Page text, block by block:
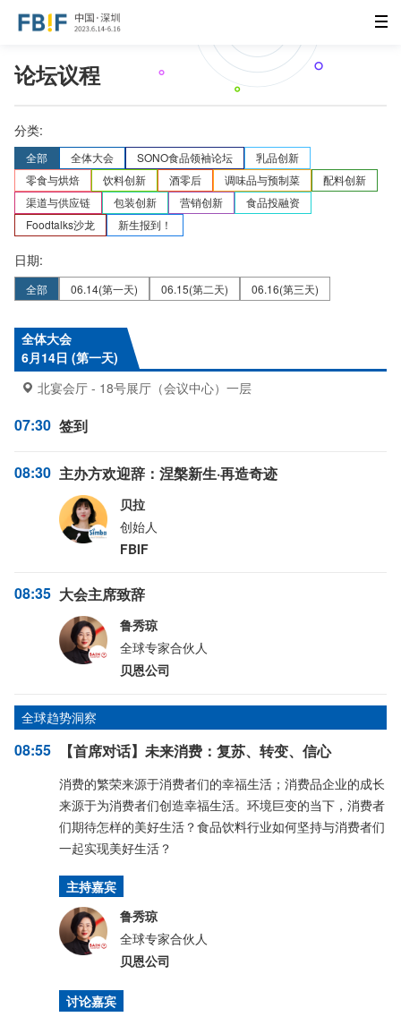
论坛议程
分类:
全部 全体大会 SONO食品领袖论坛
乳品创新
零食与烘焙
饮料创新 酒零后 调味品与预制菜
配料创新
渠道与供应链
包装创新 营销创新
食品投融资
Foodtalks沙龙
新生报到！
日期:
全部 06.14(第一天) 06.15(第二天) 06.16(第三天)
全体大会
6月14日 (第一天)
北宴会厅 - 18号展厅（会议中心）一层
07:30 签到
08:30 主办方欢迎辞：涅槃新生·再造奇迹
贝拉
创始人
FBIF
08:35 大会主席致辞
鲁秀琼
全球专家合伙人
贝恩公司
全球趋势洞察
08:55 【首席对话】未来消费：复苏、转变、信心
消费的繁荣来源于消费者们的幸福生活；消费品企业的成长
来源于为消费者们创造幸福生活。环境巨变的当下，消费者
们期待怎样的美好生活？食品饮料行业如何坚持与消费者们
一起实现美好生活？
主持嘉宾
鲁秀琼
全球专家合伙人
贝恩公司
讨论嘉宾